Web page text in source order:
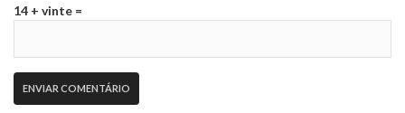
14 + vinte =